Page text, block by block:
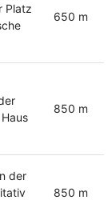
Platz
650 m
850 m
der
850 m